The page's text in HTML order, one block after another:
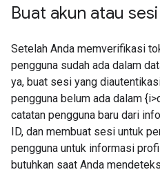
Buat akun atau sesi
Setelah Anda memverifikasi
pengguna sudah ada dalam
ya, buat sesi yang
pengguna belum ada dalam
catatan pengguna baru dari
ID, dan membuat sesi untuk
pengguna untuk informasi
butuhkan saat Anda